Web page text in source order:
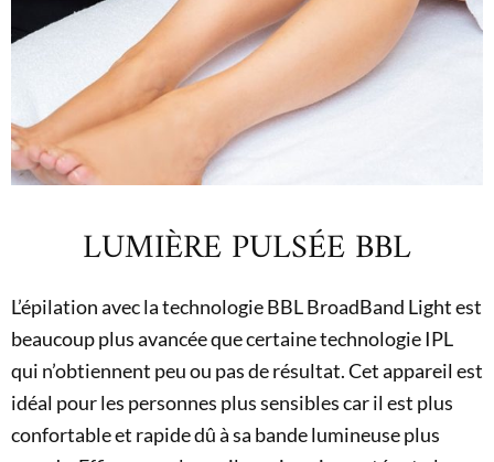
LUMIÈRE PULSÉE BBL
L’épilation avec la technologie BBL BroadBand Light est
beaucoup plus avancée que certaine technologie IPL
qui n’obtiennent peu ou pas de résultat. Cet appareil est
idéal pour les personnes plus sensibles car il est plus
confortable et rapide dû à sa bande lumineuse plus